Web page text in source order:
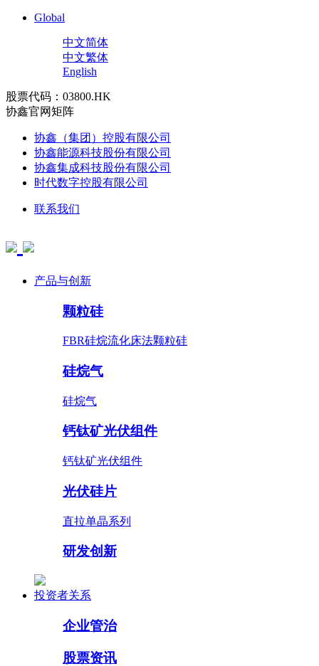
Global
中文简体
中文繁体
English
股票代码：03800.HK
协鑫官网矩阵
协鑫（集团）控股有限公司
协鑫能源科技股份有限公司
协鑫集成科技股份有限公司
时代数字控股有限公司
联系我们
产品与创新
颗粒硅
FBR硅烷流化床法颗粒硅
硅烷气
硅烷气
钙钛矿光伏组件
钙钛矿光伏组件
光伏硅片
直拉单晶系列
研发创新
投资者关系
企业管治
股票资讯